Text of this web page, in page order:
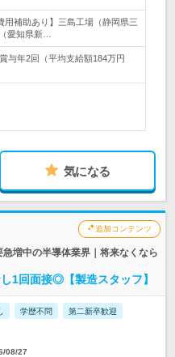
用補助あり】三島工場（静岡県三
愛知県新…
与年2回（平均支給額184万円
気になる
追加コンテンツ
増中の半導体業界｜将来なくなら
1回面接◎【製造スタッフ】
学歴不問 第二新卒歓迎
08/27